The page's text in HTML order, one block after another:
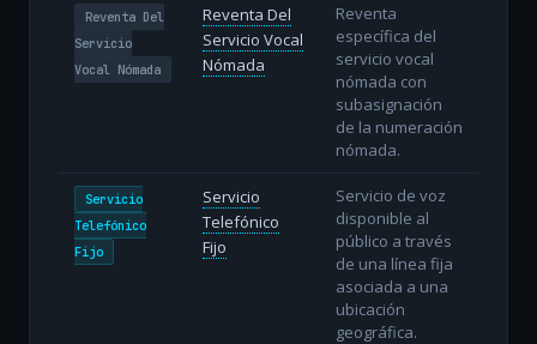
Reventa Del
Servicio
Vocal Nómada
Reventa Del
Servicio Vocal
Nómada
Reventa
específica del
servicio vocal
nómada con
subasignación
de la numeración
nómada.
Servicio
Telefónico
Fijo
Servicio
Telefónico
Fijo
Servicio de voz
disponible al
público a través
de una línea fija
asociada a una
ubicación
geográfica.